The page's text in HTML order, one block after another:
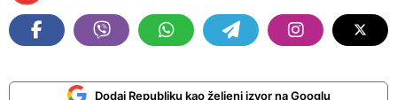
Dodaj Republiku kao željeni izvor na Googlu